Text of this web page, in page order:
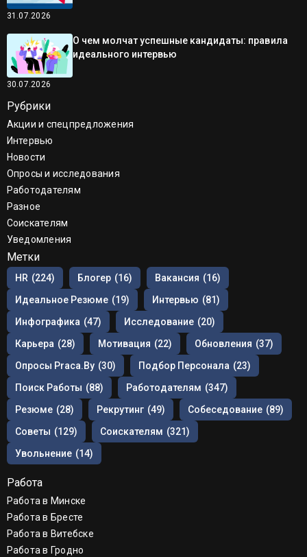
31.07.2026
30.07.2026
О чем молчат успешные кандидаты: правила
идеального интервью
Рубрики
Акции и спецпредложения
Интервью
Новости
Опросы и исследования
Работодателям
Разное
Соискателям
Уведомления
Метки
HR (224) Блогер (16) Вакансия (16)
Идеальное Резюме (19) Интервью (81)
Инфографика (47) Исследование (20)
Карьера (28) Мотивация (22) Обновления (37)
Опросы Praca.by (30) Подбор Персонала (23)
Поиск Работы (88) Работодателям (347)
Резюме (28) Рекрутинг (49) Собеседование (89)
Советы (129) Соискателям (321)
Увольнение (14)
Работа
Работа в Минске
Работа в Бресте
Работа в Витебске
Работа в Гродно